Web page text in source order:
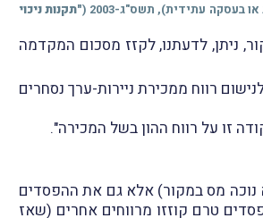
עתידית), תשס"ג-2003 (
"תקנות ניכוי
ניתן, לדעתנו, לקזז מסכום המקדמה
רווח ממכירת ניירות-ערך נסחרים
זו על רווח ההון בשל המכירה".
שצמחו במחצית השנייה של שנת-המס 2025 (שמהם לא נוכה מס במקור) אלא גם את ההפסדים
ובתנאי שאותם הפסדים טרם קוזזו מרווחים אחרים (שאז